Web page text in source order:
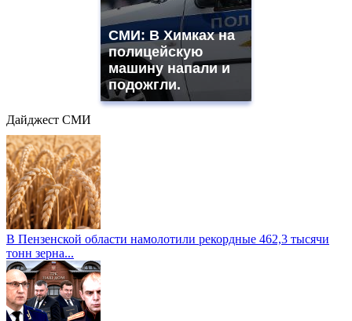
СМИ: В Химках на
полицейскую
машину напали и
подожгли.
Дайджест СМИ
В Пензенской области намолотили рекордные 462,3 тысячи
тонн зерна...